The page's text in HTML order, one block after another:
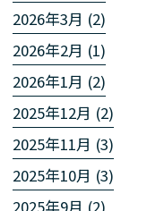
2026年3月 (2)
2026年2月 (1)
2026年1月 (2)
2025年12月 (2)
2025年11月 (3)
2025年10月 (3)